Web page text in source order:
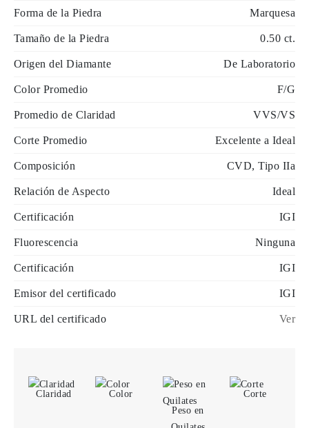
Forma de la Piedra Marquesa
Tamaño de la Piedra 0.50 ct.
Origen del Diamante De Laboratorio
Color Promedio F/G
Promedio de Claridad VVS/VS
Corte Promedio Excelente a Ideal
Composición CVD, Tipo IIa
Relación de Aspecto Ideal
Certificación IGI
Fluorescencia Ninguna
Certificación IGI
Emisor del certificado IGI
URL del certificado Ver
Claridad
Color
Peso en
Corte